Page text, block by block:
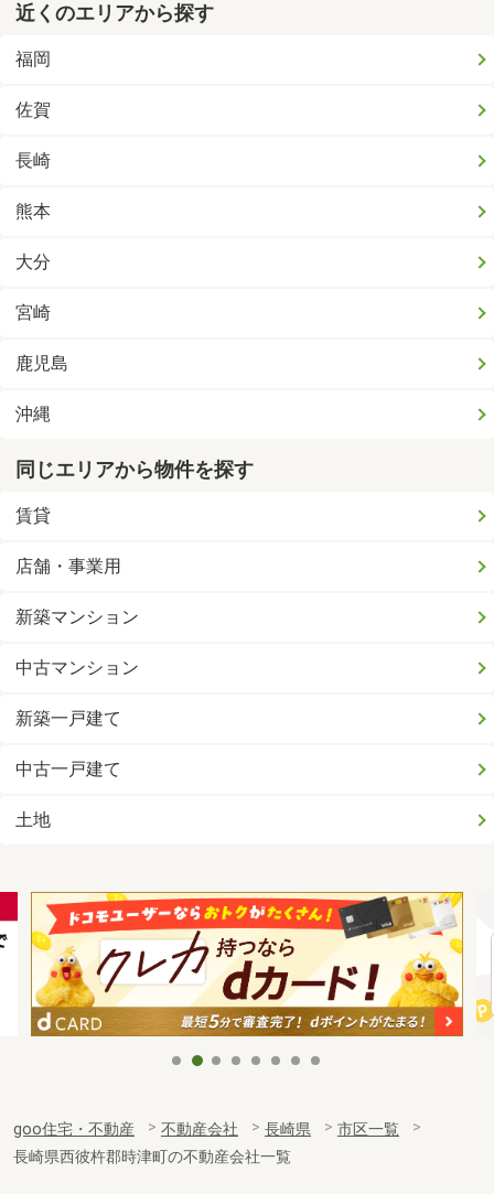
近くのエリアから探す
福岡
佐賀
長崎
熊本
大分
宮崎
鹿児島
沖縄
同じエリアから物件を探す
賃貸
店舗・事業用
新築マンション
中古マンション
新築一戸建て
中古一戸建て
土地
goo住宅・不動産 不動産会社 長崎県
市区一覧
長崎県西彼杵郡時津町の不動産会社一覧